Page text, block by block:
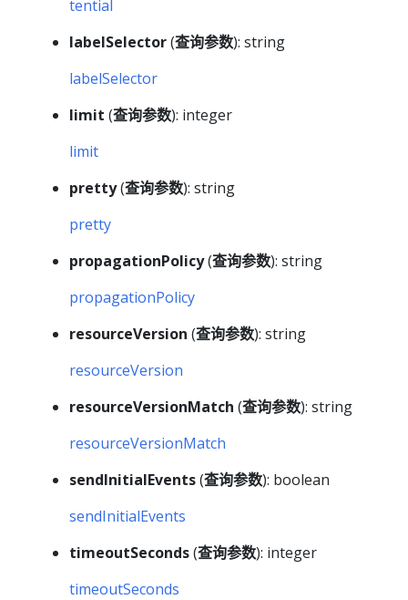
tential
labelSelector(查询参数): string
labelSelector
limit (查询参数): integer
limit
pretty(查询参数): string
pretty
propagationPolicy(查询参数): string
propagationPolicy
resourceVersion (查询参数): string
resourceVersion
resourceVersionMatch (查询参数): string
resourceVersionMatch
sendInitialEvents(查询参数): boolean
sendInitialEvents
timeoutSeconds(查询参数): integer
timeoutSeconds